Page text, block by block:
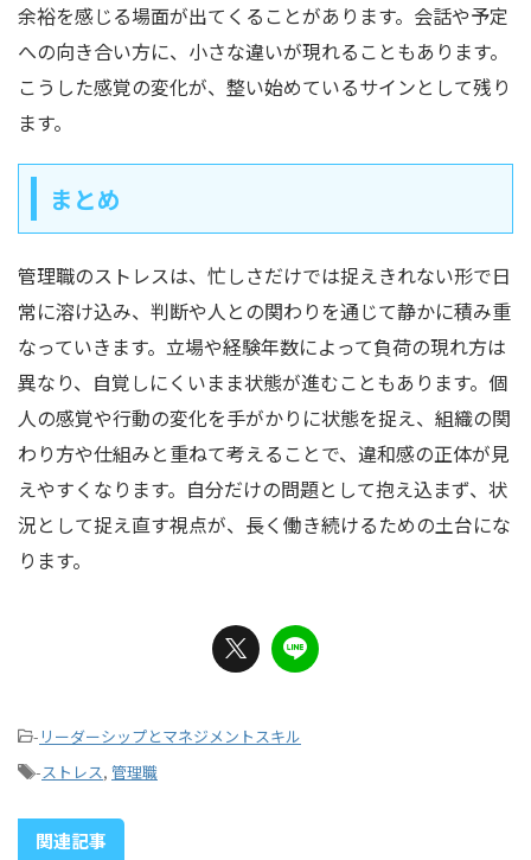
余裕を感じる場面が出てくることがあります。会話や予定
への向き合い方に、小さな違いが現れることもあります。
こうした感覚の変化が、整い始めているサインとして残り
ます。
まとめ
管理職のストレスは、忙しさだけでは捉えきれない形で日
常に溶け込み、判断や人との関わりを通じて静かに積み重
なっていきます。立場や経験年数によって負荷の現れ方は
異なり、自覚しにくいまま状態が進むこともあります。個
人の感覚や行動の変化を手がかりに状態を捉え、組織の関
わり方や仕組みと重ねて考えることで、違和感の正体が見
えやすくなります。自分だけの問題として抱え込まず、状
況として捉え直す視点が、長く働き続けるための土台にな
ります。
- リーダーシップとマネジメントスキル
-ストレス, 管理職
関連記事